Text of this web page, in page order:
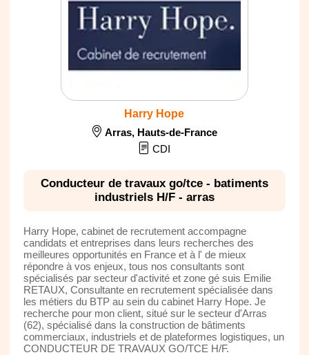
Harry Hope
Arras, Hauts-de-France
CDI
Conducteur de travaux go/tce - batiments
industriels H/F - arras
Harry Hope, cabinet de recrutement accompagne
candidats et entreprises dans leurs recherches des
meilleures opportunités en France et à l' de mieux
répondre à vos enjeux, tous nos consultants sont
spécialisés par secteur d'activité et zone gé suis Emilie
RETAUX, Consultante en recrutement spécialisée dans
les métiers du BTP au sein du cabinet Harry Hope. Je
recherche pour mon client, situé sur le secteur d'Arras
(62), spécialisé dans la construction de bâtiments
commerciaux, industriels et de plateformes logistiques, un
CONDUCTEUR DE TRAVAUX GO/TCE H/F.